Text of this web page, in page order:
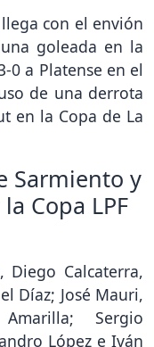
con el envión
goleada en la
0 a Platense en el
de una derrota
en la Copa de La
Sarmiento y
Copa LPF
Diego Calcaterra,
Díaz; José Mauri,
Sergio
López e Iván